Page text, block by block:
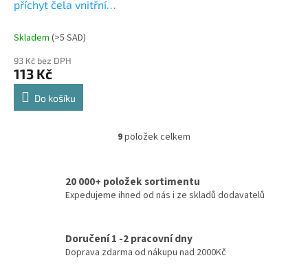
příchyt čela vnitřní
Skladem (>5 SAD)
93 Kč bez DPH
113 Kč
Do košíku
O
á
d
í
p
r
9položek celkem
20 000+ položek sortimentu
Expedujeme ihned od nás i ze skladů dodavatelů
Doručení 1 -2 pracovní dny
Doprava zdarma od nákupu nad 2000Kč